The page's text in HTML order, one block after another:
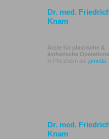
Dr. med.
Knam
Ärzte für plastische &
ästhetische
in Pforzheim auf jameda
Dr. med.
Knam